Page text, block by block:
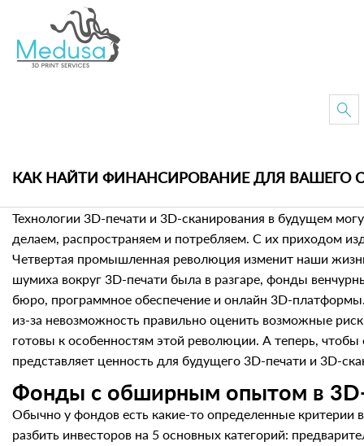
КАК НАЙТИ ФИНАНСИРОВАНИЕ ДЛЯ ВАШЕГО
Технологии 3D-печати и 3D-сканирования в будущем
делаем, распространяем и потребляем. С их приходом
Четвертая промышленная революция изменит наши
шумиха вокруг 3D-печати была в разгаре, фонды
бюро, программное обеспечение и онлайн 3D-
из-за невозможность правильно оценить возможные
готовы к особенностям этой революции. А теперь,
представляет ценность для будущего 3D-печати и 3D-
Фонды с обширным опытом в 3D-
Обычно у фондов есть какие-то определенные
разбить инвесторов на 5 основных категорий: